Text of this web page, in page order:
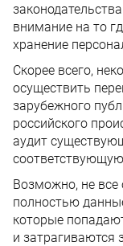
внимание на то
хранение
Скорее всего,
осуществить
зарубежного
российского
аудит
Возможно, не все
полностью
которые
и затрагиваются